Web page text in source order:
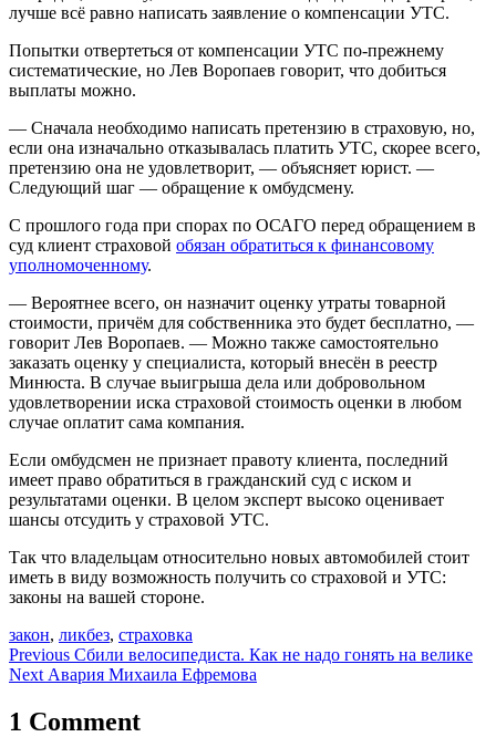
лучше всё равно написать заявление о компенсации УТС.
Попытки отвертеться от компенсации УТС по-прежнему
систематические, но Лев Воропаев говорит, что добиться
выплаты можно.
— Сначала необходимо написать претензию в страховую, но,
если она изначально отказывалась платить УТС, скорее всего,
претензию она не удовлетворит, — объясняет юрист. —
Следующий шаг — обращение к омбудсмену.
С прошлого года при спорах по ОСАГО перед обращением в
суд клиент страховой обязан обратиться к финансовому
уполномоченному.
— Вероятнее всего, он назначит оценку утраты товарной
стоимости, причём для собственника это будет бесплатно, —
говорит Лев Воропаев. — Можно также самостоятельно
заказать оценку у специалиста, который внесён в реестр
Минюста. В случае выигрыша дела или добровольном
удовлетворении иска страховой стоимость оценки в любом
случае оплатит сама компания.
Если омбудсмен не признает правоту клиента, последний
имеет право обратиться в гражданский суд с иском и
результатами оценки. В целом эксперт высоко оценивает
шансы отсудить у страховой УТС.
Так что владельцам относительно новых автомобилей стоит
иметь в виду возможность получить со страховой и УТС:
законы на вашей стороне.
закон, ликбез, страховка
Навигация
по
записям
Previous Сбили велосипедиста. Как не надо гонять на велике
Next Авария Михаила Ефремова
1 Comment